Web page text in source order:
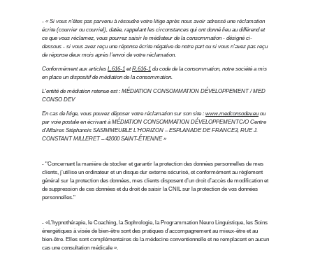
- « Si vous n’êtes pas parvenu à résoudre votre litige après nous avoir adressé une réclamation
écrite (courrier ou courriel), datée, rappelant les circonstances qui ont donné lieu au différend et
ce que vous réclamez, vous pourrez saisir le médiateur de la consommation - désigné ci-
dessous - si vous avez reçu une réponse écrite négative de notre part ou si vous n'avez pas reçu
de réponse deux mois après l’envoi de votre réclamation.
Conformément aux articles L.616-1 et R.616-1 du code de la consommation, notre société a mis
en place un dispositif de médiation de la consommation.
L'entité de médiation retenue est : MÉDIATION CONSOMMATION DÉVELOPPEMENT / MED
CONSO DEV
En cas de litige, vous pouvez déposer votre réclamation sur son site : www.medconsodev.eu ou
par voie postale en écrivant à MÉDIATION CONSOMMATION DÉVELOPPEMENTC/O Centre
d’Affaires Stéphanois SASIMMEUBLE L’HORIZON – ESPLANADE DE FRANCE3, RUE J.
CONSTANT MILLERET – 42000 SAINT-ÉTIENNE »
- "Concernant la manière de stocker et garantir la protection des données personnelles de mes
clients, j’utilise un ordinateur et un disque dur externe sécurisé, et conformément au règlement
général sur la protection des données, mes clients disposent d’un droit d’accès de modification et
de suppression de ces données et du droit de saisir la CNIL sur la protection de vos données
personnelles."
- «L’hypnothérapie, le Coaching, la Sophrologie, la Programmation Neuro Linguistique, les Soins
énergétiques à visée de bien-être sont des pratiques d’accompagnement au mieux-être et au
bien-être. Elles sont complémentaires de la médecine conventionnelle et ne remplacent en aucun
cas une consultation médicale ».